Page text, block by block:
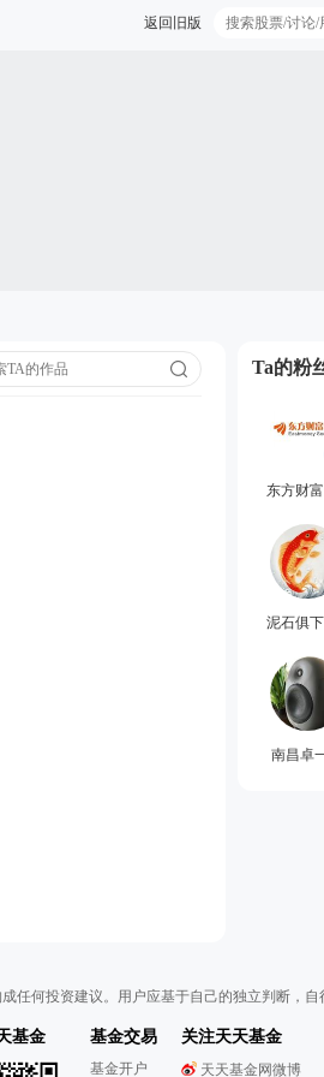
返回旧版
Ta的粉
南昌卓
何投资建议。用户应基于自己的独立判断，自
基金 基金交易
基金开户
关注天天基金
天天基金网微博